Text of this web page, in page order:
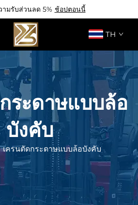
ามรับส่วนลด 5% ช้อปตอนนี้
TH
ระดาษแบบล้อ
บังคับ
เครนตัดกระดาษแบบล้อบังคับ